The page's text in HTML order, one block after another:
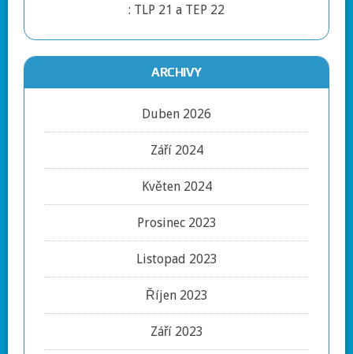
: TLP 21 a TEP 22
ARCHIVY
Duben 2026
Září 2024
Květen 2024
Prosinec 2023
Listopad 2023
Říjen 2023
Září 2023